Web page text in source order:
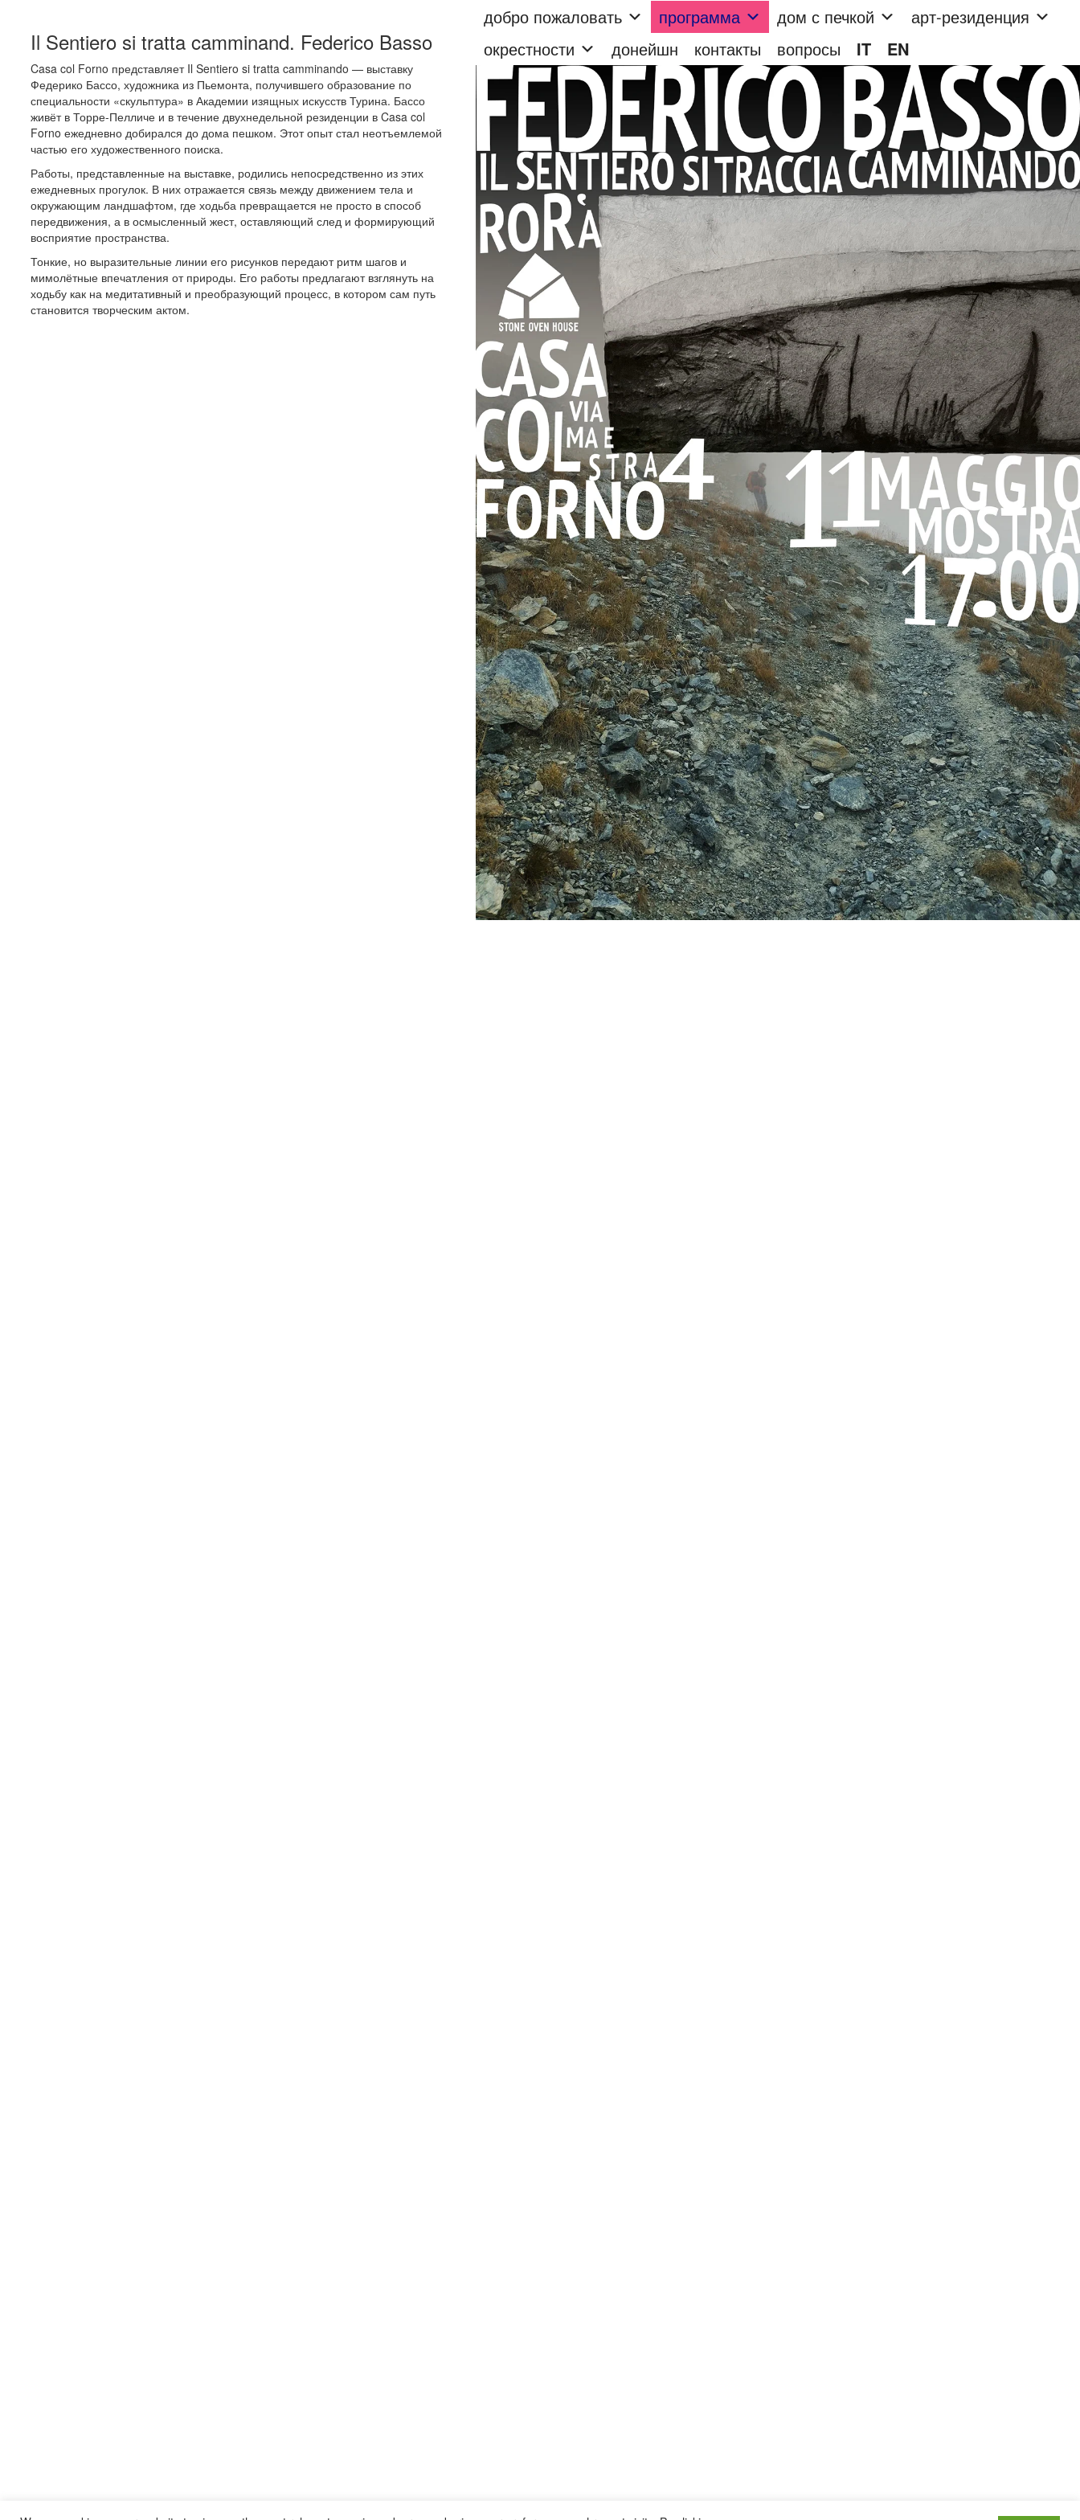
Il Sentiero si tratta camminand. Federico Basso
Casa col Forno представляет Il Sentiero si tratta camminando — выставку
Федерико Бассо, художника из Пьемонта, получившего образование по
специальности «скульптура» в Академии изящных искусств Турина. Бассо
живёт в Торре-Пелличе и в течение двухнедельной резиденции в Casa col
Forno ежедневно добирался до дома пешком. Этот опыт стал неотъемлемой
частью его художественного поиска.
Работы, представленные на выставке, родились непосредственно из этих
ежедневных прогулок. В них отражается связь между движением тела и
окружающим ландшафтом, где ходьба превращается не просто в способ
передвижения, а в осмысленный жест, оставляющий след и формирующий
восприятие пространства.
Тонкие, но выразительные линии его рисунков передают ритм шагов и
мимолётные впечатления от природы. Его работы предлагают взглянуть на
ходьбу как на медитативный и преобразующий процесс, в котором сам путь
становится творческим актом.
добро пожаловать программа дом с печкой
арт-резиденция
окрестности
донейшн контакты вопросы IT EN